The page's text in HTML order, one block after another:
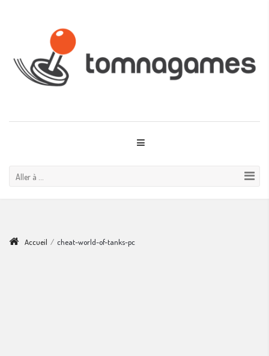
Aller à ...
Accueil / cheat-world-of-tanks-pc